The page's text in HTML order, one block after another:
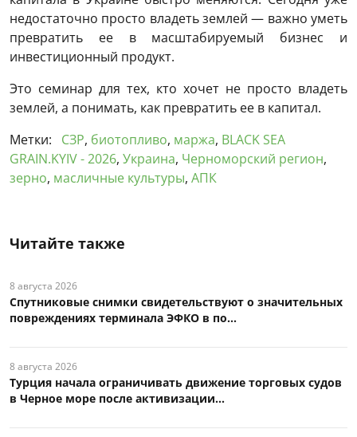
недостаточно просто владеть землей — важно уметь
превратить ее в масштабируемый бизнес и
инвестиционный продукт.
Это семинар для тех, кто хочет не просто владеть
землей, а понимать, как превратить ее в капитал.
Метки:
СЗР, биотопливо, маржа, BLACK SEA
GRAIN.KYIV - 2026, Украина, Черноморский регион,
зерно, масличные культуры, АПК
Читайте также
8 августа 2026
Спутниковые снимки свидетельствуют о значительных
повреждениях терминала ЭФКО в по...
8 августа 2026
Турция начала ограничивать движение торговых судов
в Черное море после активизации...